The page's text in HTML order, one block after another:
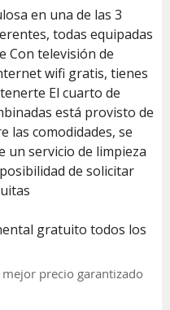
en una de las 3
todas equipadas
Con televisión de
wifi gratis, tienes
El cuarto de
está provisto de
las comodidades, se
un servicio de limpieza
de solicitar
gratuito todos los
precio garantizado